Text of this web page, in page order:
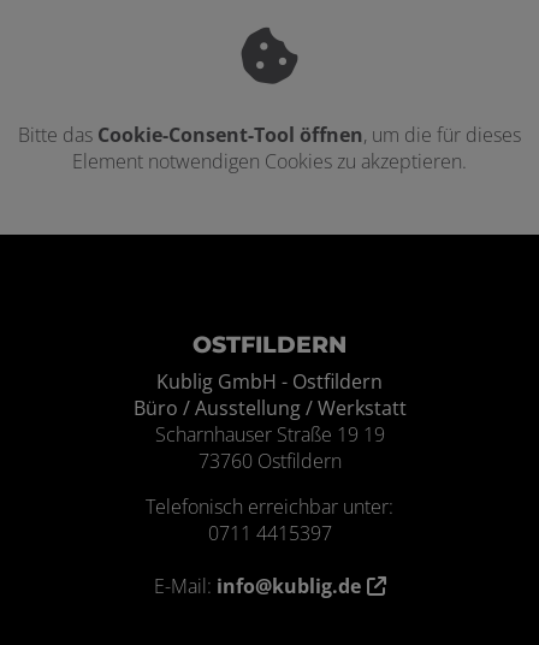
Bitte das Cookie-Consent-Tool öffnen, um die für dieses
Element notwendigen Cookies zu akzeptieren.
OSTFILDERN
Kublig GmbH - Ostfildern
Büro / Ausstellung / Werkstatt
Scharnhauser Straße 19 19
73760 Ostfildern
Telefonisch erreichbar unter:
0711 4415397
E-Mail: info@kublig.de